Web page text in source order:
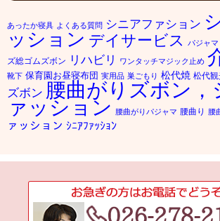
あったか寝具 よくある質問 シニアファション
ッション デイサービス パジャマ
ズ総ゴムズボン
リハビリ ワンタッチマジック止め
靴下 保育園お昼寝布団 実用品 巣ごもり 松代焼 松代
ズボン 腰曲がりズボン，
ァッション 腰曲がりパジャマ 腰曲り 腰
ァッション ｼﾆｱﾌｧｯｼｮﾝ